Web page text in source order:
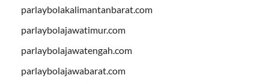
parlaybolakalimantanbarat.com
parlaybolajawatimur.com
parlaybolajawatengah.com
parlaybolajawabarat.com